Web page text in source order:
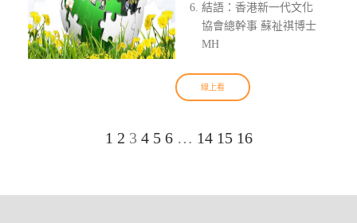
結語：香港新一代文化
協會總幹事 蘇祉祺博士
MH
線上看
1 2 3 4 5 6 … 14 15 16